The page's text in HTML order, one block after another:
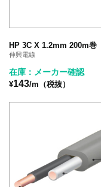
HP 3C X 1.2mm 200m巻
伸興電線
在庫：メーカー確認
¥143/m（税抜）